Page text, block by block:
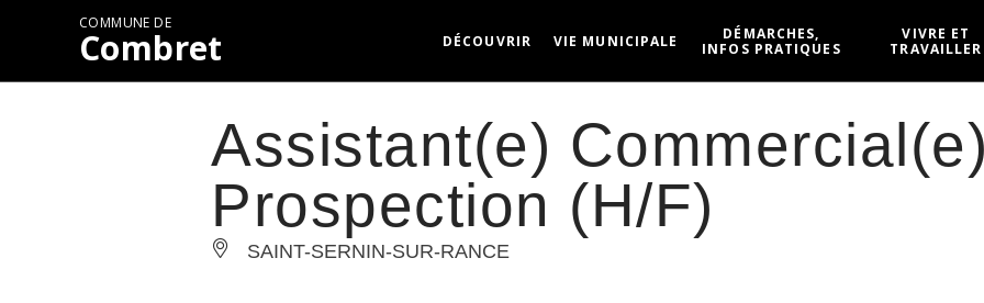
COMMUNE DE
Combret DÉCOUVRIR VIE MUNICIPALE
DÉMARCHES,
INFOS PRATIQUES
VIVRE ET
TRAVAILLER
Assistant(e)
Prospection (H/F)
SAINT-SERNIN-SUR-RANCE